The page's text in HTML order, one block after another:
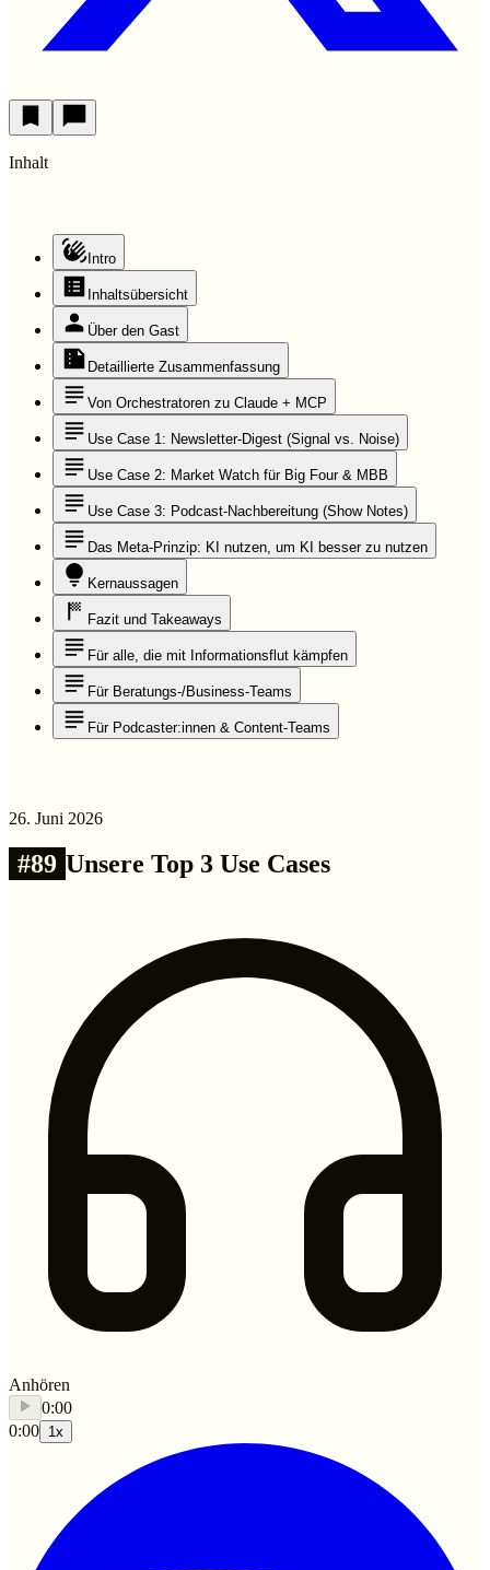
Inhalt
Intro
Inhaltsübersicht
Über den Gast
Detaillierte Zusammenfassung
Von Orchestratoren zu Claude + MCP
Use Case 1: Newsletter-Digest (Signal vs. Noise)
Use Case 2: Market Watch für Big Four & MBB
Use Case 3: Podcast-Nachbereitung (Show Notes)
Das Meta-Prinzip: KI nutzen, um KI besser zu nutzen
Kernaussagen
Fazit und Takeaways
Für alle, die mit Informationsflut kämpfen
Für Beratungs-/Business-Teams
Für Podcaster:innen & Content-Teams
26. Juni 2026
#89 Unsere Top 3 Use Cases
Anhören
0:00
0:00 1x